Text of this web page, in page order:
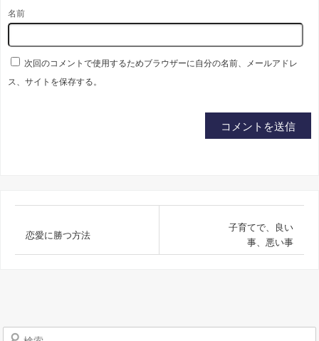
名前
次回のコメントで使用するためブラウザーに自分の名前、メールアドレ
ス、サイトを保存する。
恋愛に勝つ方法
子育てで、良い
事、悪い事
検索